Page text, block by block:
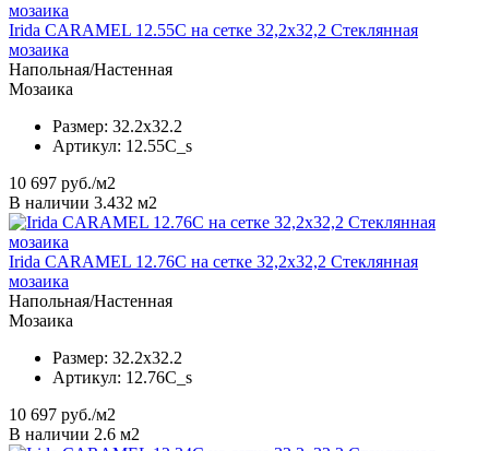
Irida CARAMEL 12.55C на сетке 32,2x32,2 Стеклянная
мозаика
Напольная/Настенная
Мозаика
Размер: 32.2x32.2
Артикул: 12.55C_s
10 697 руб./м2
В наличии 3.432 м2
Irida CARAMEL 12.76C на сетке 32,2x32,2 Стеклянная
мозаика
Напольная/Настенная
Мозаика
Размер: 32.2x32.2
Артикул: 12.76C_s
10 697 руб./м2
В наличии 2.6 м2